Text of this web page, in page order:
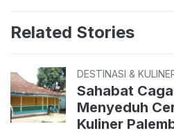
Related Stories
DESTINASI &
Sahabat
Menyeduh
Kuliner